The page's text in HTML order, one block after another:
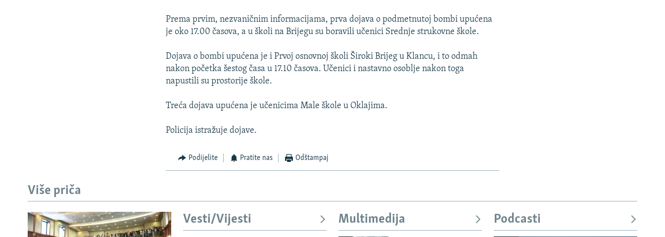
NASTANAK I RASPAD JUGOSLAVIJE
Prema prvim, nezvaničnim informacijama, prva dojava o podmetnutoj bombi upućena
je oko 17.00 časova, a u školi na Brijegu su boravili učenici Srednje strukovne škole.
Dojava o bombi upućena je i Prvoj osnovnoj školi Široki Brijeg u Klancu, i to odmah
nakon početka šestog časa u 17.10 časova. Učenici i nastavno osoblje nakon toga
napustili su prostorije škole.
Treća dojava upućena je učenicima Male škole u Oklajima.
Policija istražuje dojave.
Podijelite Pratite nas Odštampaj
Više priča
Vesti/Vijesti Multimedija Podcasti